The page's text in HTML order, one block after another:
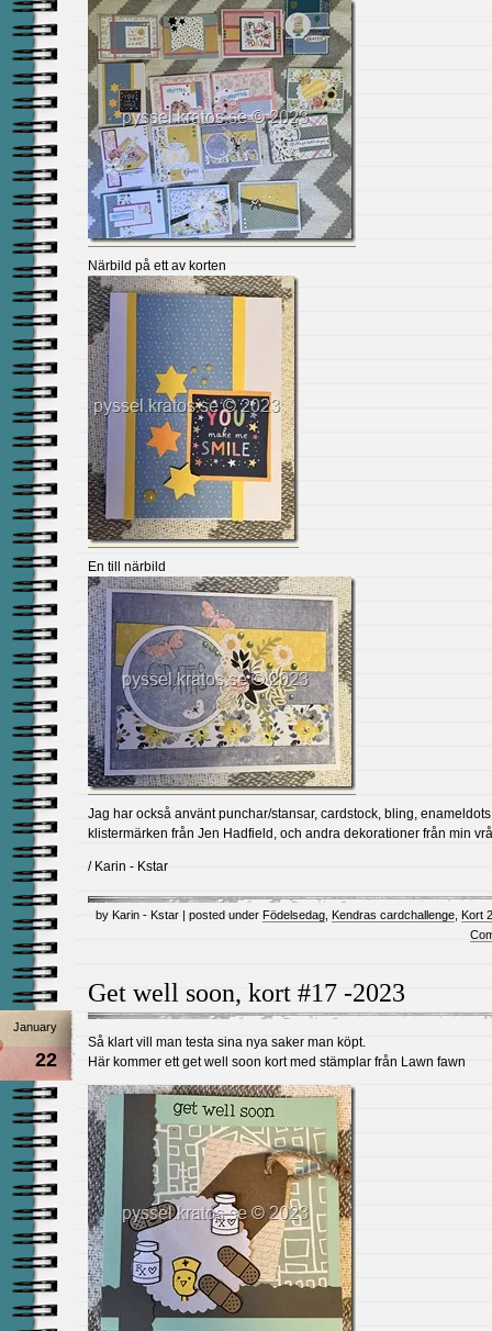
Närbild på ett av korten
En till närbild
Jag har också använt punchar/stansar, cardstock, bling,
klistermärken från Jen Hadfield, och andra dekorationer från min
/ Karin - Kstar
by Karin - Kstar | posted under Födelsedag Kendras cardchallenge Kort
Get well soon, kort #17 -2023
January
22
Så klart vill man testa sina nya saker man köpt.
Här kommer ett get well soon kort med stämplar från Lawn fawn